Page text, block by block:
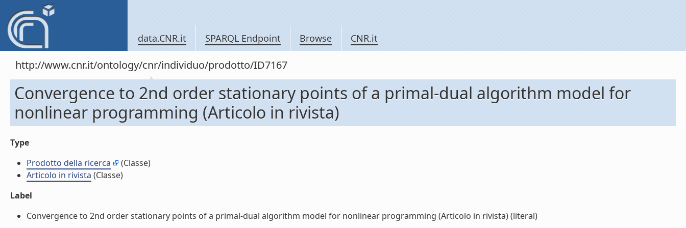
data.CNR.it SPARQL Endpoint Browse CNR.it
http://www.cnr.it/ontology/cnr/individuo/prodotto/ID7167
Convergence to 2nd order stationary points of a primal-dual algorithm model for
nonlinear programming (Articolo in rivista)
Type
Prodotto della ricerca
(Classe)
Articolo in rivista (Classe)
Label
Convergence to 2nd order stationary points of a primal-dual algorithm model for nonlinear programming (Articolo in rivista) (literal)